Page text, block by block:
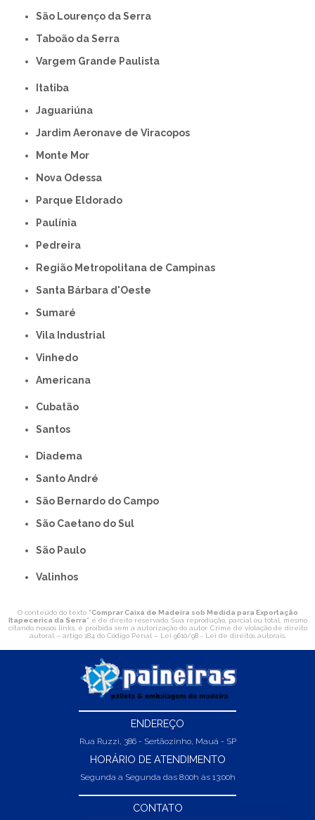
São Lourenço da Serra
Taboão da Serra
Vargem Grande Paulista
Itatiba
Jaguariúna
Jardim Aeronave de Viracopos
Monte Mor
Nova Odessa
Parque Eldorado
Paulínia
Pedreira
Região Metropolitana de Campinas
Santa Bárbara d'Oeste
Sumaré
Vila Industrial
Vinhedo
americana
Cubatão
Santos
Diadema
Santo André
São Bernardo do Campo
São Caetano do Sul
São Paulo
Valinhos
O conteúdo do texto "Comprar Caixa de Madeira sob Medida para Exportação
Itapecerica da Serra" é de direito reservado. Sua reprodução, parcial ou total, mesmo
citando nossos links, é proibida sem a autorização do autor. Crime de violação de direito
autoral – artigo 184 do Código Penal – Lei 9610/98 - Lei de direitos autorais.
ENDEREÇO
Rua Ruzzi, 386 - Sertãozinho, Mauá - SP
HORÁRIO DE ATENDIMENTO
Segunda a Segunda das 8:00h às 13:00h
CONTATO